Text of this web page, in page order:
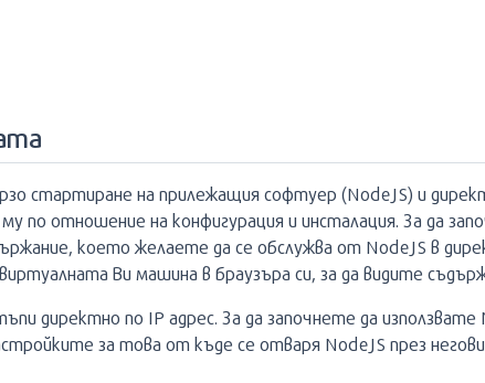
стартиране на прилежащия софтуер (NodeJS) и
по отношение на конфигурация и инсталация. За да
което желаете да се обслужва от NodeJS в
Ви машина в браузъра си, за да видите
директно по IP адрес. За да започнете да
за това от къде се отваря NodeJS през